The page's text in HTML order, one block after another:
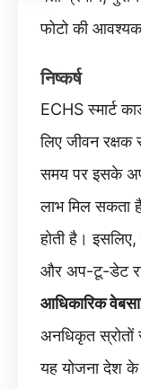
फोटो की
निष्कर्ष
ECHS स्मार्ट
लिए जीवन
समय पर इसके
लाभ मिल सकता
होती है।
और अप-टू-डेट
आधिकारिक
अनधिकृत
यह योजना देश के